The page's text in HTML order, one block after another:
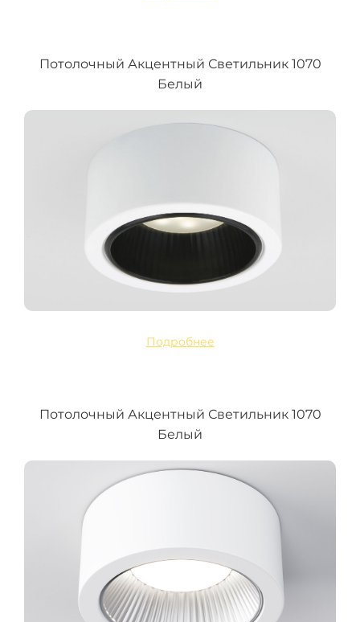
Потолочный Акцентный Светильник 1070
Белый
Подробнее
Потолочный Акцентный Светильник 1070
Белый